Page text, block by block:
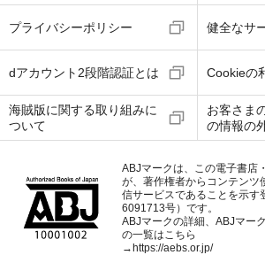
プライバシーポリシー 健全なサ
dアカウント2段階認証とは Cookieの
海賊版に関する取り組みに
ついて
お客さま
の情報の
ABJマークは、この電子書店
が、著作権者からコンテンツ
信サービスであることを示す
6091713号）です。
ABJマークの詳細、ABJマー
の一覧はこちら
→https://aebs.or.jp/